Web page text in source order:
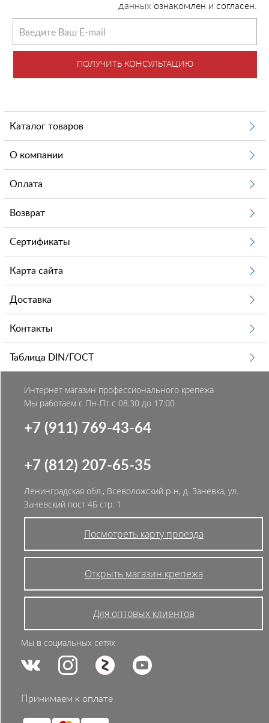
данных ознакомлен и согласен.
ПОЛУЧИТЬ КОНСУЛЬТАЦИЮ
Каталог товаров
О компании
Оплата
Возврат
Сертификаты
Карта сайта
Доставка
Контакты
Таблица DIN/ГОСТ
Интернет магазин профессионального крепежа
Мы работаем с Пн-Пт с 08:30 до 17:00
+7 (911) 769-43-64
+7 (812) 207-65-35
Ленинградская обл., Всеволожский р-н, д. Заневка, ул.
Заневский пост 4Б стр. 1
Посмотреть карту проезда
Открыть магазин крепежа
Для оптовых клиентов
Мы в социальных сетях
Принимаем к оплате